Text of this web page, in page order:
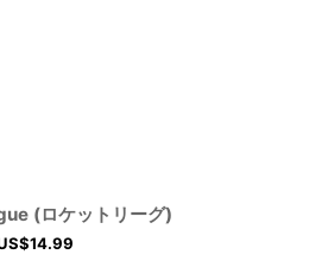
(ロケットリーグ)
14.99